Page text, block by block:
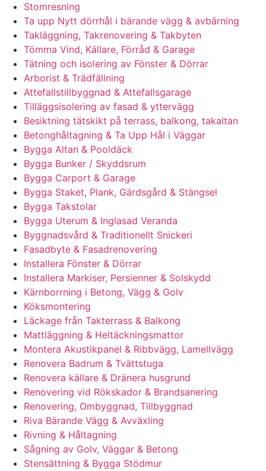
Stomresning
Ta upp Nytt dörrhål i bärande vägg & avbärning
Takläggning, Takrenovering & Takbyten
Tömma Vind, Källare, Förråd & Garage
Tätning och isolering av Fönster & Dörrar
Arborist & Trädfällning
Attefallstillbyggnad & Attefallsgarage
Tilläggsisolering av fasad & yttervägg
Besiktning tätskikt på terrass, balkong, takaltan
Betonghåltagning & Ta Upp Hål i Väggar
Bygga Altan & Pooldäck
Bygga Bunker / Skyddsrum
Bygga Carport & Garage
Bygga Staket, Plank, Gärdsgård & Stängsel
Bygga Takstolar
Bygga Uterum & Inglasad Veranda
Byggnadsvård & Traditionellt Snickeri
Fasadbyte & Fasadrenovering
Installera Fönster & Dörrar
Installera Markiser, Persienner & Solskydd
Kärnborrning i Betong, Vägg & Golv
Köksmontering
Läckage från Takterrass & Balkong
Mattläggning & Heltäckningsmattor
Montera Akustikpanel & Ribbvägg, Lamellvägg
Renovera Badrum & Tvättstuga
Renovera källare & Dränera husgrund
Renovering vid Rökskador & Brandsanering
Renovering, Ombyggnad, Tillbyggnad
Riva Bärande Vägg & Avväxling
Rivning & Håltagning
Sågning av Golv, Väggar & Betong
Stensättning & Bygga Stödmur